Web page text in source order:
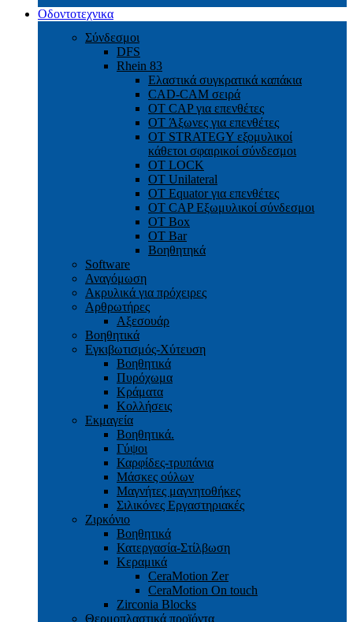
Οδοντοτεχνικα
Σύνδεσμοι
DFS
Rhein 83
Ελαστικά συγκρατικά καπάκια
CAD-CAM σειρά
ΟΤ CAP για επενθέτες
OT Άξωνες για επενθέτες
OT STRATEGY εξομυλικοί
κάθετοι σφαιρικοί σύνδεσμοι
OT LOCK
OT Unilateral
OT Equator για επενθέτες
OT CAP Εξωμυλικοί σύνδεσμοι
OT Box
OT Bar
Bοηθητηκά
Software
Αναγόμωση
Ακρυλικά για πρόχειρες
Αρθρωτήρες
Αξεσουάρ
Βοηθητικά
Εγκιβωτισμός-Xύτευση
Βοηθητικά
Πυρόχωμα
Κράματα
Κολλήσεις
Εκμαγεία
Βοηθητικά.
Γύψοι
Καρφίδες-τρυπάνια
Μάσκες ούλων
Μαγνήτες μαγνητοθήκες
Σιλικόνες Εργαστηριακές
Ζιρκόνιο
Βοηθητικά
Κατεργασία-Στίλβωση
Κεραμικά
CeraMotion Zer
CeraMotion On touch
Zirconia Blocks
Θερμοπλαστικά προϊόντα